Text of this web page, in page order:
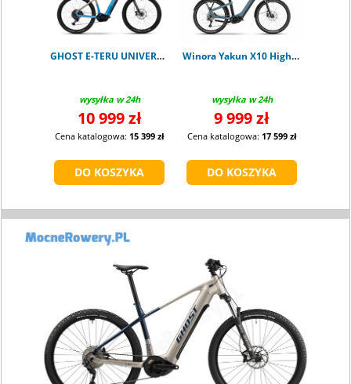
GHOST E-TERU UNIVERSAL atlantic blue L
wysyłka w 24h
10 999 zł
Cena katalogowa: 15 399 zł
Winora Yakun X10 High shark
wysyłka w 24h
9 999 zł
Cena katalogowa: 17 599 zł